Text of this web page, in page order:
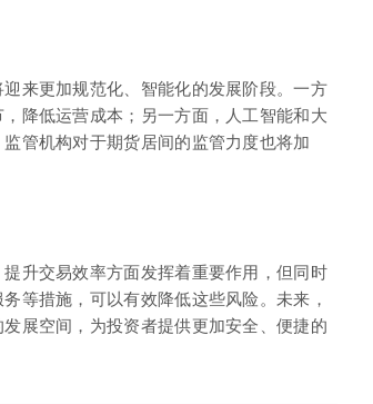
来更加规范化、智能化的发展阶段。一方
降低运营成本；另一方面，人工智能和大
管机构对于期货居间的监管力度也将加
升交易效率方面发挥着重要作用，但同时
等措施，可以有效降低这些风险。未来，
展空间，为投资者提供更加安全、便捷的